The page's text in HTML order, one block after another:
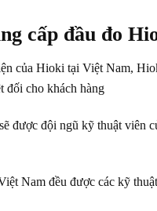
cấp đầu đo
của Hioki tại Việt Nam,
đối cho khách hàng
được đội ngũ kỹ thuật
Nam đều được các kỹ